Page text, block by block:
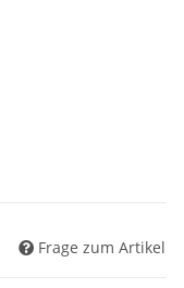
Frage zum Artikel